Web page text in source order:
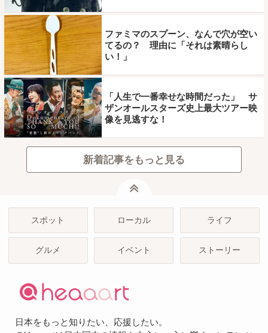
ファミマのスプーン、なんで穴が空い
てるの？ 理由に「それは素晴らし
い！」
「人生で一番幸せな時間だった」 サ
ザンオールスターズ史上最大ツアー映
像を見逃すな！
新着記事をもっと見る
スポット ローカル ライフ
グルメ イベント ストーリー
日本をもっと知りたい、応援したい。